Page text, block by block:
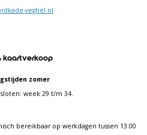
veghel.nl
kaartverkoop
zomer
week 29 t/m 34.
bereikbaar op werkdagen tussen 13.00